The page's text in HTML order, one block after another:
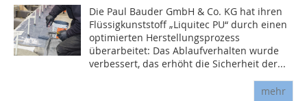
Die Paul Bauder GmbH & Co. KG hat ihren
Flüssigkunststoff „Liquitec PU“ durch einen
optimierten Herstellungsprozess
überarbeitet: Das Ablaufverhalten wurde
verbessert, das erhöht die Sicherheit der...
mehr